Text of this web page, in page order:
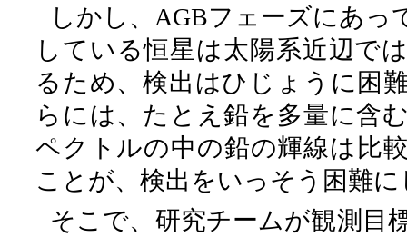
しかし、AGBフェーズにあっ
している恒星は太陽系近辺で
るため、検出はひじょうに困
らには、たとえ鉛を多量に含
ペクトルの中の鉛の輝線は比
ことが、検出をいっそう困難
そこで、研究チームが観測目